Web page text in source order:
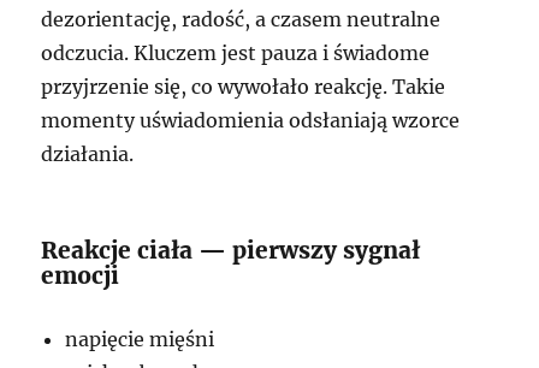
dezorientację, radość, a czasem neutralne
odczucia. Kluczem jest pauza i świadome
przyjrzenie się, co wywołało reakcję. Takie
momenty uświadomienia odsłaniają wzorce
działania.
Reakcje ciała — pierwszy sygnał
emocji
napięcie mięśni